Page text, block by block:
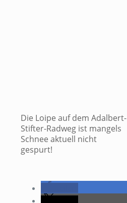
Die Loipe auf dem Adalbert-
Stifter-Radweg ist mangels
Schnee aktuell nicht
gespurt!